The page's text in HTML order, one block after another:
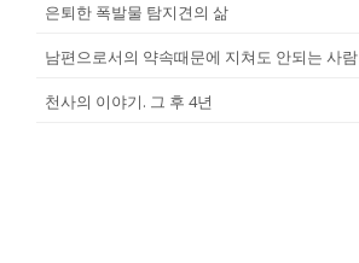
은퇴한 폭발물 탐지견의 삶
남편으로서의 약속때문에 지쳐도 안되는 사람
천사의 이야기. 그 후 4년